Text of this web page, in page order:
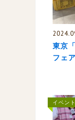
東京
フェ
イベン